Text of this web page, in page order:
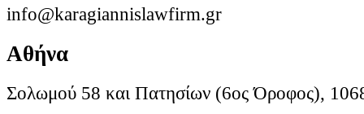
info@karagiannislawfirm.gr
Αθήνα
Σολωμού 58 και Πατησίων (6ος Όροφος),